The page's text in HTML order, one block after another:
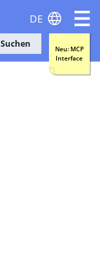
Suchen
Neu: MCP
Interface
DE